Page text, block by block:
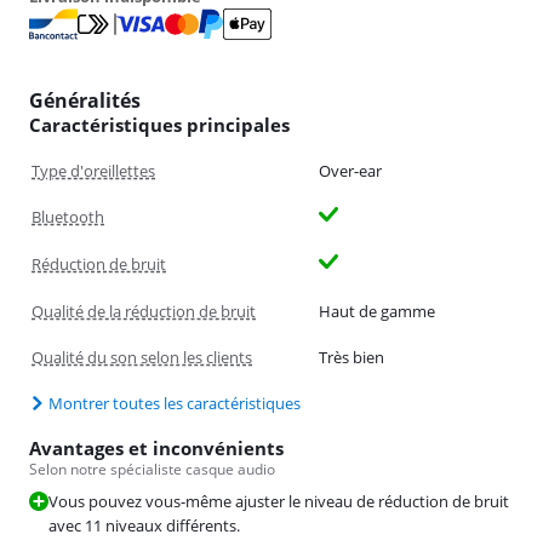
Généralités
Caractéristiques principales
Type d'oreillettes Over-ear
Bluetooth
Réduction de bruit
Qualité de la réduction de bruit Haut de gamme
Qualité du son selon les clients Très bien
Montrer toutes les caractéristiques
Avantages et inconvénients
Selon notre spécialiste casque audio
Vous pouvez vous-même ajuster le niveau de réduction de bruit
avec 11 niveaux différents.